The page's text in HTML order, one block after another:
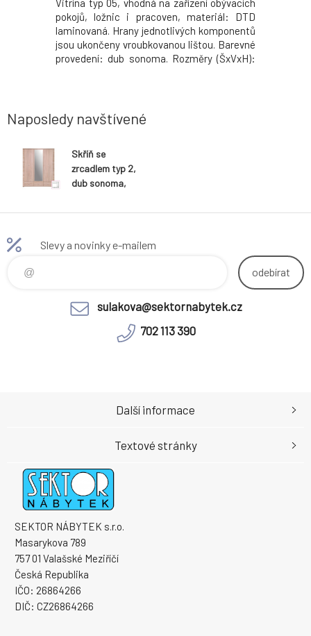
Vitrína typ 05, vhodná na zařízení obývacích
pokojů, ložnic i pracoven, materiál: DTD
laminovaná. Hrany jednotlivých komponentů
jsou ukončeny vroubkovanou lištou. Barevné
provedení: dub sonoma. Rozměry (ŠxVxH):
Dodá
Naposledy navštívené
Skříň se
zrcadlem typ 2,
dub sonoma,
Slevy a novinky e-mailem
odebírat
sulakova@sektornabytek.cz
702 113 390
SEKTOR NÁBYTEK s.r.o.
Masarykova 789
757 01 Valašské Meziříčí
Česká Republika
IČO: 26864266
DIČ: CZ26864266
Další informace
Textové stránky